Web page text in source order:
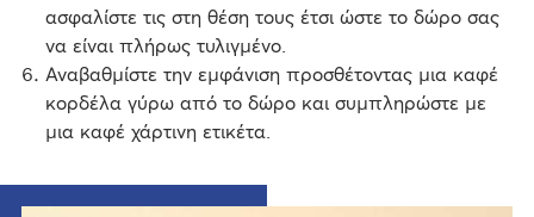
ασφαλίστε τις στη θέση τους έτσι ώστε το δώρο σας
να είναι πλήρως τυλιγμένο.
Αναβαθμίστε την εμφάνιση προσθέτοντας μια καφέ
κορδέλα γύρω από το δώρο και συμπληρώστε με
μια καφέ χάρτινη ετικέτα.